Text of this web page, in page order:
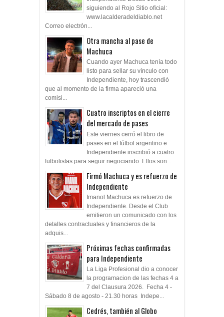
siguiendo al Rojo Sitio oficial:
www.lacalderadeldiablo.net
Correo electrón...
Otra mancha al pase de
Machuca
Cuando ayer Machuca tenía todo
listo para sellar su vínculo con
Independiente, hoy trascendió
que al momento de la firma apareció una
comisi...
Cuatro inscriptos en el cierre
del mercado de pases
Este viernes cerró el libro de
pases en el fútbol argentino e
Independiente inscribió a cuatro
futbolistas para seguir negociando. Ellos son...
Firmó Machuca y es refuerzo de
Independiente
Imanol Machuca es refuerzo de
Independiente. Desde el Club
emitieron un comunicado con los
detalles contractuales y financieros de la
adquis...
Próximas fechas confirmadas
para Independiente
La Liga Profesional dio a conocer
la programacion de las fechas 4 a
7 del Clausura 2026. Fecha 4 -
Sábado 8 de agosto - 21.30 horas Indepe...
Cedrés, también al Globo